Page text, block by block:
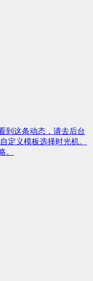
到这条动态，请去后台
定义模板选择时光机。
。